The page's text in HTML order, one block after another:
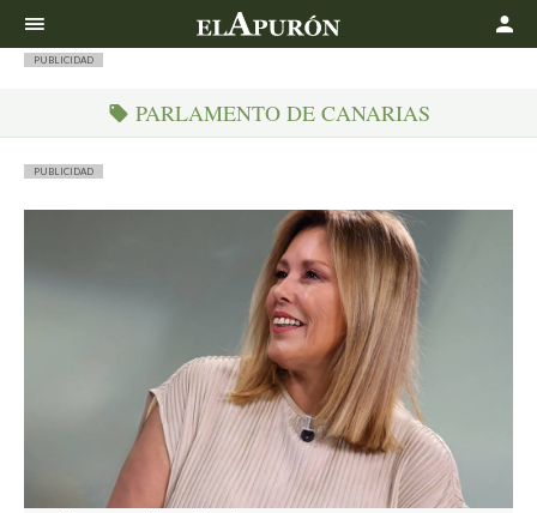
PUBLICIDAD
PARLAMENTO DE CANARIAS
PUBLICIDAD